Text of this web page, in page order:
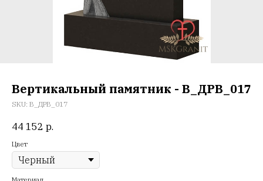
Вертикальный памятник - В_ДРВ_017
SKU: В_ДРВ_017
44 152 р.
Цвет